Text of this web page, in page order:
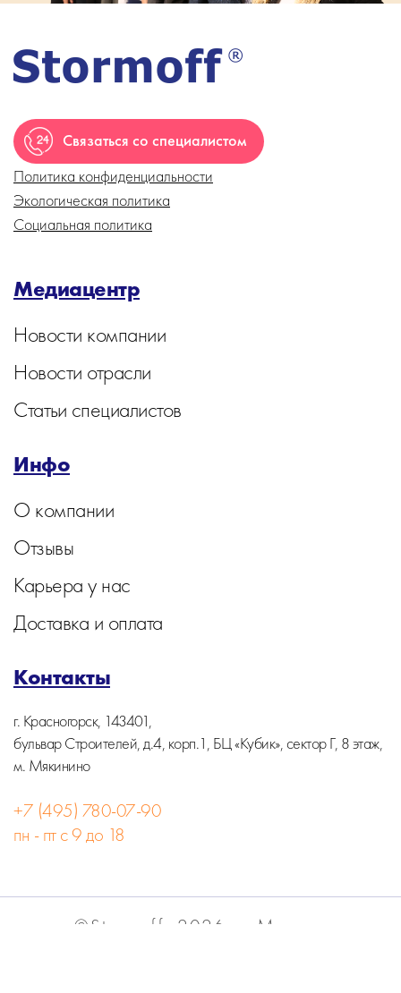
Связаться со специалистом
Политика конфиденциальности
Экологическая политика
Социальная политика
Медиацентр
Новости компании
Новости отрасли
Статьи специалистов
Инфо
О компании
Отзывы
Карьера у нас
Доставка и оплата
Контакты
г. Красногорск, 143401,
бульвар Строителей, д.4, корп.1, БЦ «Кубик», сектор Г, 8 этаж,
м. Мякинино
+7 (495) 780-07-90
пн - пт с 9 до 18
©Stormoff, 2026, г. Москва